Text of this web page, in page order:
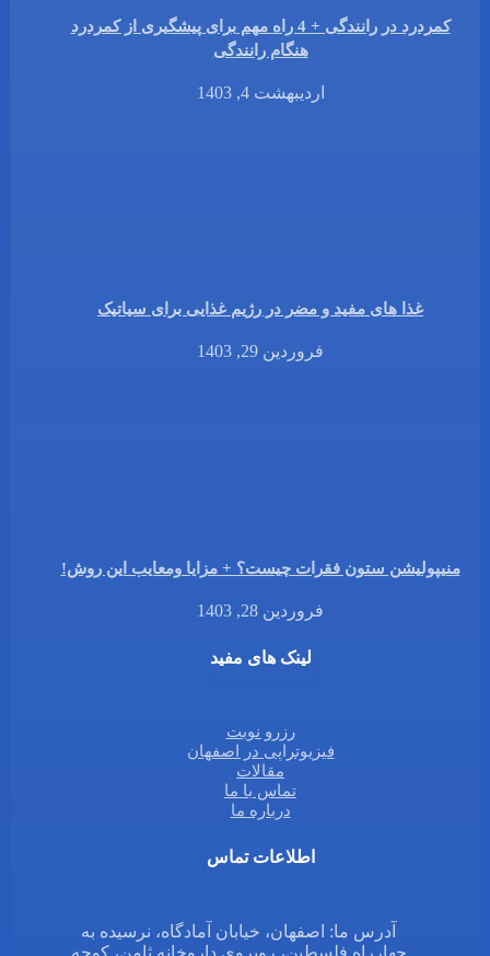
کمردرد در رانندگی + 4 راه مهم برای پیشگیری از کمردرد
هنگام رانندگی
اردیبهشت 4, 1403
غذا های مفید و مضر در رژیم غذایی برای سیاتیک
فروردین 29, 1403
منیپولیشن ستون فقرات چیست؟ + مزایا ومعایب این روش!
فروردین 28, 1403
لینک های مفید
رزرو نوبت
فیزیوتراپی در اصفهان
مقالات
تماس با ما
درباره ما
اطلاعات تماس
آدرس ما: اصفهان، خیابان آمادگاه، نرسیده به